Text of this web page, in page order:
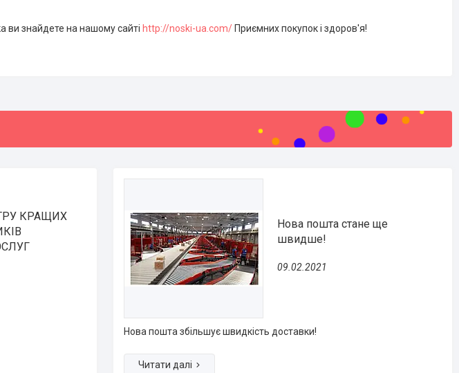
ви знайдете на нашому сайті http://noski-ua.com/ Приємних покупок і здоров'я!
КРАЩИХ
Нова пошта стане ще
швидше!
09.02.2021
Нова пошта збільшує швидкість доставки!